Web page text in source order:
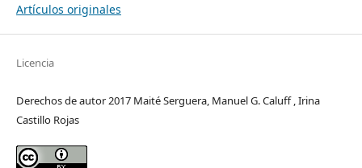
Artículos originales
Licencia
Derechos de autor 2017 Maité Serguera, Manuel G. Caluff , Irina
Castillo Rojas